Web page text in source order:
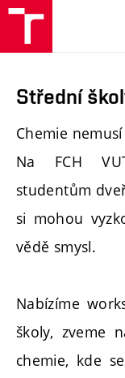
Střední
Chemie
Na FCH
studentům
si mohou
vědě smysl.
Nabízíme
školy, zveme
chemie, kde